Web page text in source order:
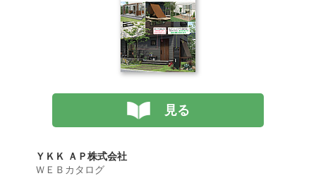
見る
ＹＫＫ ＡＰ株式会社
ＷＥＢカタログ